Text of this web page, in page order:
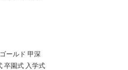
ールド 甲深
卒園式 入学式